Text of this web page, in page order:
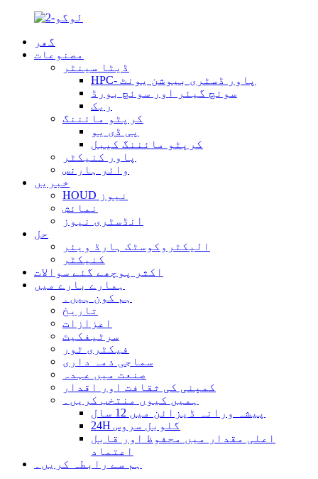
گھر
مصنوعات
ڈیٹا سینٹر
HPC- پاور ڈسٹری بیوشن یونٹ
سوئچ گیئر اور سوئچ بورڈ
ریک
کرپٹو مائننگ
پی ڈی یو
کرپٹو مائننگ کیبل
پاور کنیکٹر
وائر ہارنس
خبریں
HOUD نیوز
نمائش
انڈسٹری نیوز
حل
الیکٹروکوسٹک ہارڈ ویئر
کنیکٹر
اکثر پوچھے گئے سوالات
ہمارے بارے میں
ہم کون ہیں۔
تاریخ
اعزازات
سرٹیفکیٹ
فیکٹری ٹور
سماجی ذمہ داری
صنعت میں عہدہ
کمپنی کی ثقافت اور اقدار
ہمیں کیوں منتخب کریں۔
پیشہ ورانہ ڈیزائن میں 12 سال
24H گلوبل سروس
اعلی مقدار میں محفوظ اور قابل
اعتماد
ہم سے رابطہ کریں۔